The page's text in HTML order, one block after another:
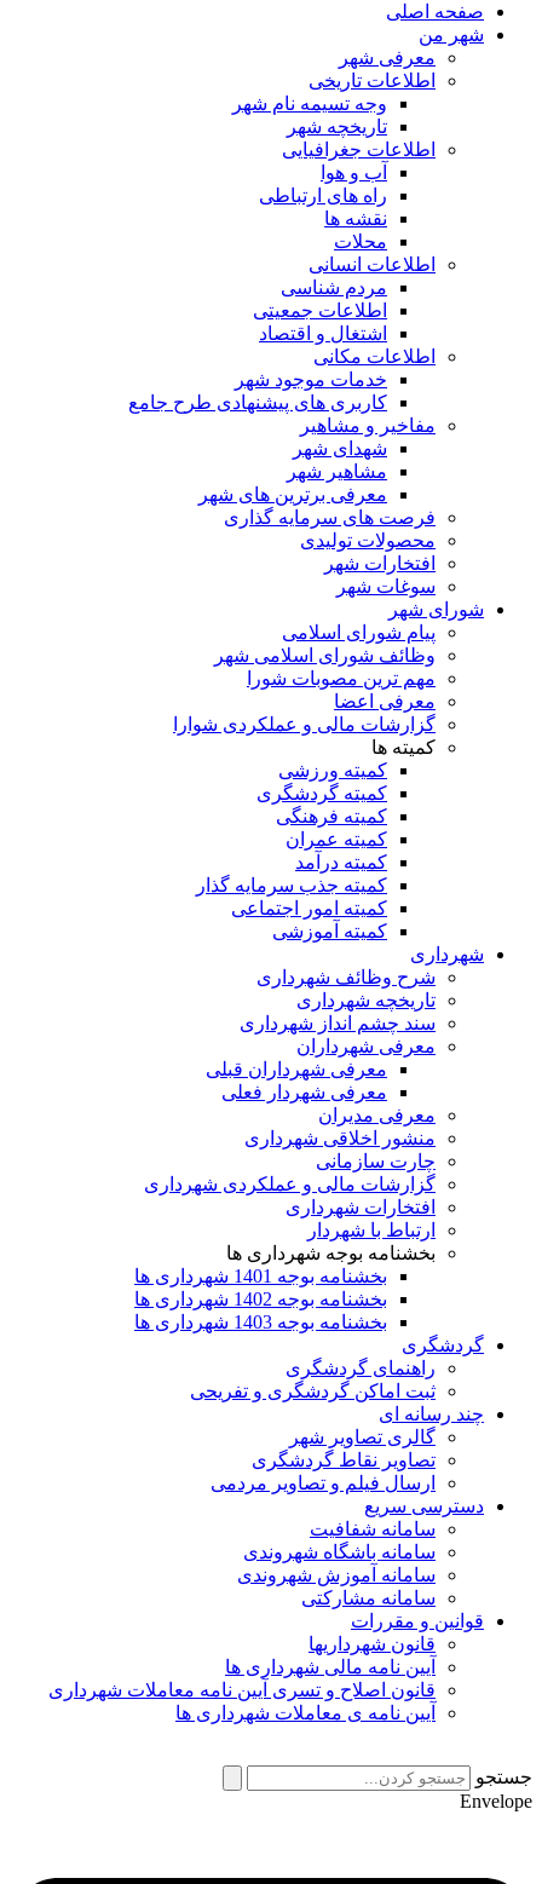
اصلی
من
معرفی شهر
اطلاعات تاریخی
وجه تسیمه نام شهر
تاریخچه شهر
اطلاعات جغرافیایی
آب و هوا
راه های ارتباطی
نقشه ها
محلات
اطلاعات انسانی
مردم شناسی
اطلاعات جمعیتی
اشتغال و اقتصاد
اطلاعات مکانی
خدمات موجود شهر
کاربری های پیشنهادی طرح جامع
مفاخیر و مشاهیر
شهدای شهر
مشاهیر شهر
معرفی برترین های شهر
فرصت های سرمایه گذاری
محصولات تولیدی
افتخارات شهر
سوغات شهر
شهر
پیام شورای اسلامی
وظائف شورای اسلامی شهر
مهم ترین مصوبات شورا
معرفی اعضا
گزارشات مالی و عملکردی شوارا
کمیته ها
کمیته ورزشی
کمیته گردشگری
کمیته فرهنگی
کمیته عمران
کمیته درآمد
کمیته جذب سرمایه گذار
کمیته امور اجتماعی
کمیته آموزشی
شرح وظائف شهرداری
تاریخچه شهرداری
سند چشم انداز شهرداری
معرفی شهرداران
معرفی شهرداران قبلی
معرفی شهردار فعلی
معرفی مدیران
منشور اخلاقی شهرداری
چارت سازمانی
گزارشات مالی و عملکردی شهرداری
افتخارات شهرداری
ارتباط با شهردار
بخشنامه بوجه شهرداری ها
بخشنامه بوجه 1401 شهرداری ها
بخشنامه بوجه 1402 شهرداری ها
بخشنامه بوجه 1403 شهرداری ها
راهنمای گردشگری
ثبت اماکن گردشگری و تفریحی
رسانه ای
گالری تصاویر شهر
تصاویر نقاط گردشگری
ارسال فیلم و تصاویر مردمی
سریع
سامانه شفافیت
سامانه باشگاه شهروندی
سامانه آموزش شهروندی
سامانه مشارکتی
و مقررات
قانون شهرداریها
آیین نامه مالی شهرداری ها
قانون اصلاح و تسری آیین نامه معاملات شهرداری
آیین نامه ی معاملات شهرداری ها